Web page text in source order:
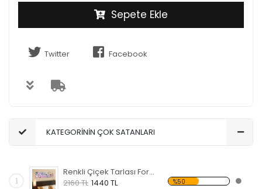
Sepete Ekle
Twitter Facebook
KATEGORİNİN ÇOK SATANLARI
1
Renkli Çiçek Tarlası Forex Tablo
2160 TL 1440 TL %50